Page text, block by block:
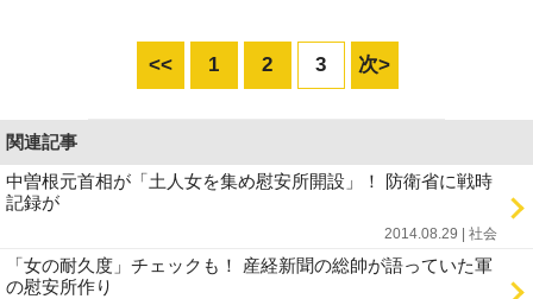
<< 1 2 3 次>
関連記事
中曽根元首相が「土人女を集め慰安所開設」！ 防衛省に戦時
記録が
2014.08.29 | 社会
「女の耐久度」チェックも！ 産経新聞の総帥が語っていた軍
の慰安所作り